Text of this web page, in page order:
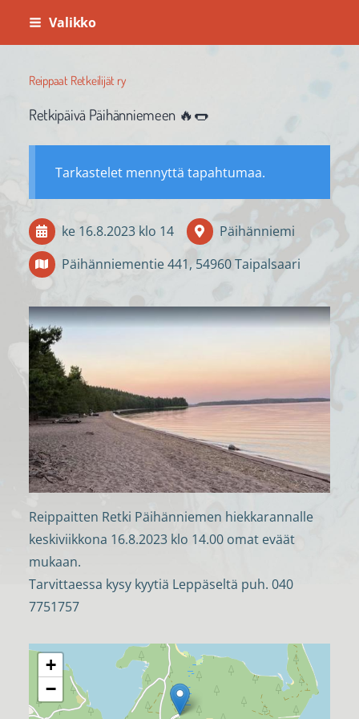
Siirry
sivun
Valikko
Reippaat Retkeilijät ry
Retkipäivä Päihänniemeen 🔥🌭
Tarkastelet mennyttä tapahtumaa.
ke 16.8.2023 klo 14
Päihänniemi
Päihänniementie 441, 54960 Taipalsaari
Reippaitten Retki Päihänniemen hiekkarannalle
keskiviikkona 16.8.2023 klo 14.00 omat eväät
mukaan.
Tarvittaessa kysy kyytiä Leppäseltä puh. 040
7751757
+
−